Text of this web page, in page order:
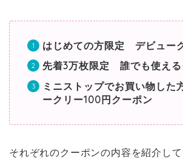
はじめての方限定 デビュー
先着3万枚限定 誰でも使える
ミニストップでお買い物し
ークリー100円クーポン
それぞれのクーポンの内容を紹介して